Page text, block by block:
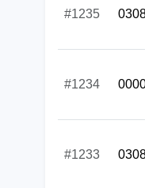
#1235
#1234
#1233